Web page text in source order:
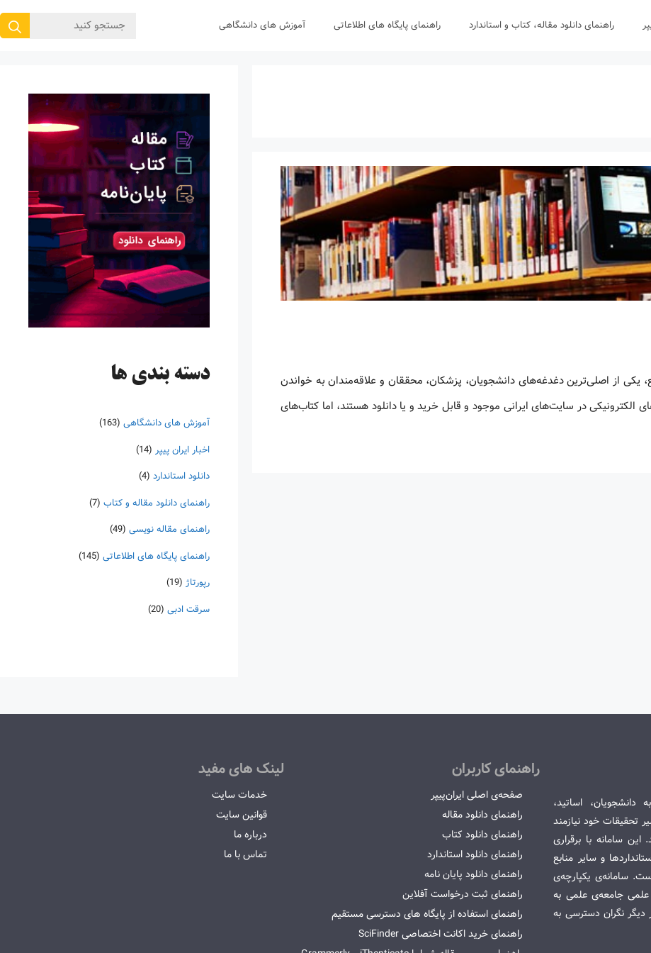
راهنمای دانلود مقاله، کتاب و استاندارد راهنمای پایگاه های اطلاعاتی آموزش های دانشگاهی
جستجوی
یکی از اصلی‌ترین دغدغه‌های دانشجویان، پزشکان، محققان و علاقه‌مندان به خواندن
الکترونیکی در سایت‌های ایرانی موجود و قابل خرید و یا دانلود هستند، اما کتاب‌های
دسته‌ بندی ها
آموزش های دانشگاهی (163)
اخبار ایران پیپر (14)
دانلود استاندارد (4)
راهنمای دانلود مقاله و کتاب (7)
راهنمای مقاله نویسی (49)
راهنمای پایگاه های اطلاعاتی (145)
رپورتاژ (19)
سرقت ادبی (20)
دانشجویان، اساتید،
تحقیقات خود نیازمند
سامانه با برقراری
و سایر منابع
سامانه‌ی یکپارچه‌ی
علمی جامعه‌ی علمی به
دیگر نگران دسترسی به
راهنمای کاربران
صفحه‌ی اصلی ایران‌پیپر
راهنمای دانلود مقاله
راهنمای دانلود کتاب
راهنمای دانلود استاندارد
راهنمای دانلود پایان نامه
راهنمای ثبت درخواست آفلاین
راهنمای استفاده از پایگاه های دسترسی مستقیم
راهنمای خرید اکانت اختصاصی SciFinder
لینک های مفید
خدمات سایت
قوانین سایت
درباره ما
تماس با ما